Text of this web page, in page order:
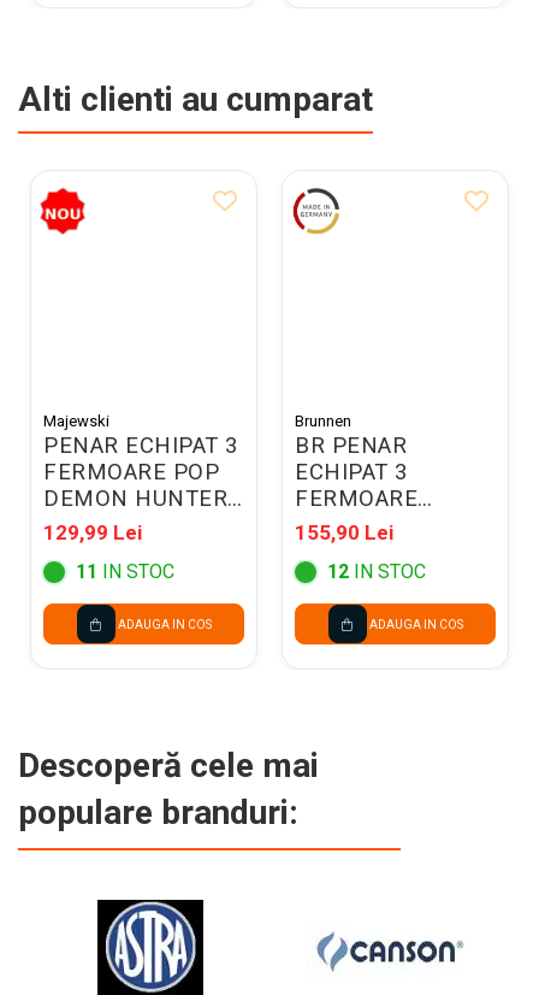
Alti clienti au cumparat
Majewski
PENAR ECHIPAT 3
FERMOARE POP
DEMON HUNTERS
VIOLET 304835
129,99 Lei
11 IN STOC
ADAUGA IN COS
Brunnen
BR PENAR
ECHIPAT 3
FERMOARE
BRUNNEN CATS
4912107
155,90 Lei
12 IN STOC
ADAUGA IN COS
Descoperă cele mai
populare branduri: